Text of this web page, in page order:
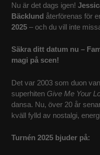
KONTAKT
Nu är det dags igen!
Bäcklund återförenas för
2025– och du vill inte
Säkra ditt datum nu –
magi på scen!
Det var 2003 som duon
superhiten Give Me Your
dansa. Nu, över 20 år
kväll fylld av nostalgi,
Turnén 2025 bjuder på: